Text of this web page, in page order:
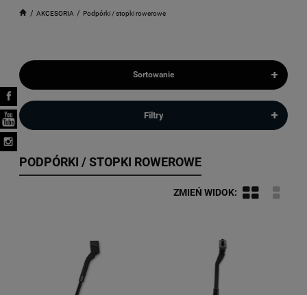
AKCESORIA Podpórki / stopki rowerowe
Sortowanie +
Filtry +
PODPÓRKI / STOPKI ROWEROWE